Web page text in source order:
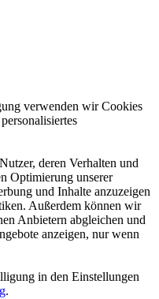
verwenden wir Cookies
deren Verhalten und
Optimierung unserer
und Inhalte anzuzeigen
Außerdem können wir
Anbietern abgleichen und
anzeigen, nur wenn
in den Einstellungen
.